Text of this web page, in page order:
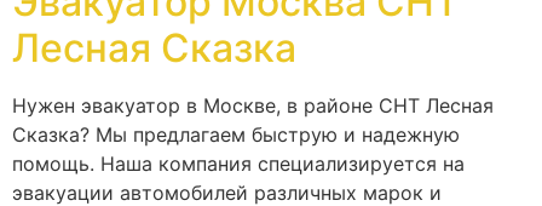
Лесная Сказка
Нужен эвакуатор в Москве, в районе СНТ Лесная
Сказка? Мы предлагаем быструю и надежную
помощь. Наша компания специализируется на
эвакуации автомобилей различных марок и